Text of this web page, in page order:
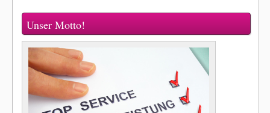
Unser Motto!